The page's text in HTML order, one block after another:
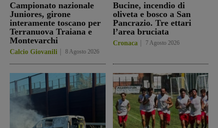
Campionato nazionale
Juniores, girone
interamente toscano per
Terranuova Traiana e
Montevarchi
Calcio Giovanili 8 Agosto 2026
Bucine, incendio di
oliveta e bosco a San
Pancrazio. Tre ettari
l’area bruciata
Cronaca 7 Agosto 2026